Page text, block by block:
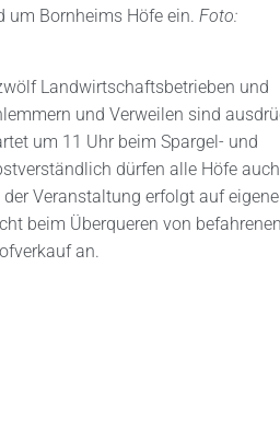
um Bornheims Höfe ein. Foto:
Landwirtschaftsbetrieben und
und Verweilen sind
um 11 Uhr beim Spargel- und
dürfen alle Höfe
Veranstaltung erfolgt auf eigene
beim Überqueren von befahrenen
an.